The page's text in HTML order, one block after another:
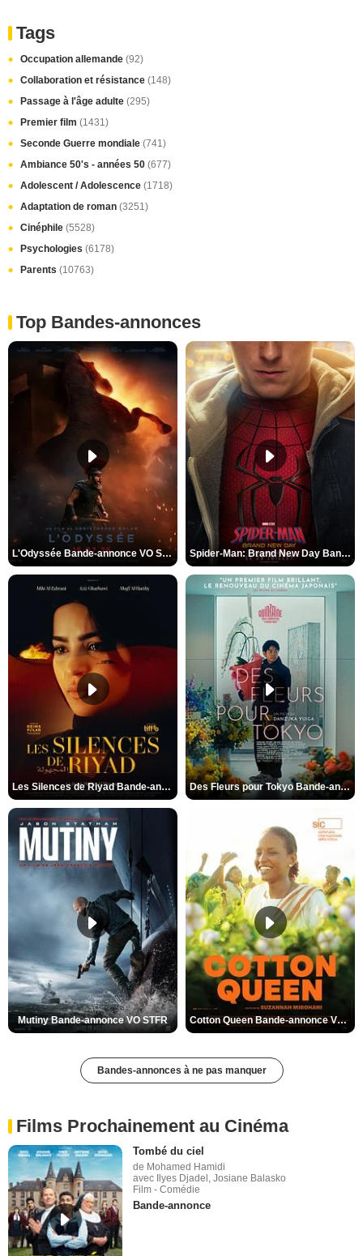
Tags
Occupation allemande (92)
Collaboration et résistance (148)
Passage à l'âge adulte (295)
Premier film (1431)
Seconde Guerre mondiale (741)
Ambiance 50's - années 50 (677)
Adolescent / Adolescence (1718)
Adaptation de roman (3251)
Cinéphile (5528)
Psychologies (6178)
Parents (10763)
Top Bandes-annonces
L'Odyssée Bande-annonce VO STFR Spider-Man: Brand New Day Bande-annonce VO STFR
Les Silences de Riyad Bande-annonce VO STFR Des Fleurs pour Tokyo Bande-annonce VO STFR
Mutiny Bande-annonce VO STFR Cotton Queen Bande-annonce VO STFR
Bandes-annonces à ne pas manquer
Films Prochainement au Cinéma
Tombé du ciel
de Mohamed Hamidi
avec Ilyes Djadel, Josiane Balasko
Film - Comédie
Bande-annonce